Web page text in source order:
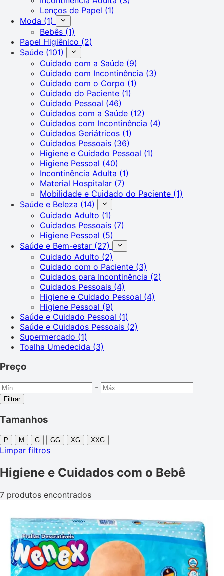
Lenços de Papel (1)
Moda (1)
Bebês (1)
Papel Higiênico (2)
Saúde (101)
Cuidado com a Saúde (9)
Cuidado com Incontinência (3)
Cuidado com o Corpo (1)
Cuidado do Paciente (1)
Cuidado Pessoal (46)
Cuidados com a Saúde (12)
Cuidados com Incontinência (4)
Cuidados Geriátricos (1)
Cuidados Pessoais (36)
Higiene e Cuidado Pessoal (1)
Higiene Pessoal (40)
Incontinência Adulta (1)
Material Hospitalar (7)
Mobilidade e Cuidado do Paciente (1)
Saúde e Beleza (14)
Cuidado Adulto (1)
Cuidados Pessoais (7)
Higiene Pessoal (5)
Saúde e Bem-estar (27)
Cuidado Adulto (2)
Cuidado com o Paciente (3)
Cuidados para Incontinência (2)
Cuidados Pessoais (4)
Higiene e Cuidado Pessoal (4)
Higiene Pessoal (9)
Saúde e Cuidado Pessoal (1)
Saúde e Cuidados Pessoais (2)
Supermercado (1)
Toalha Umedecida (3)
Preço
-
Filtrar
Tamanhos
P M G GG XG XXG
Limpar filtros
Higiene e Cuidados com o Bebê
7 produtos encontrados